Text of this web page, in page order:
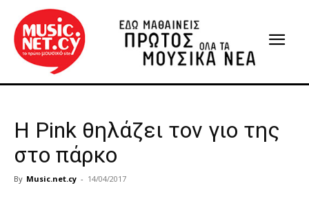
Η Pink θηλάζει τον γιο της
στο πάρκο
By Music.net.cy - 14/04/2017